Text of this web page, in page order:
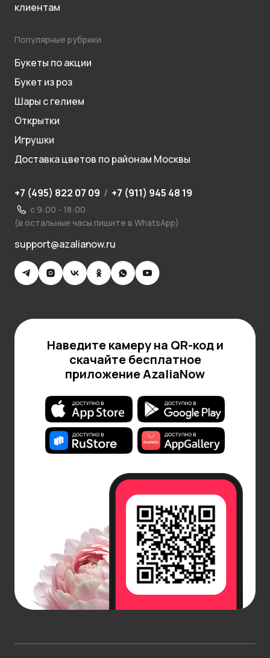
клиентам
Популярные рубрики
Букеты по акции
Букет из роз
Шары с гелием
Открытки
Игрушки
Доставка цветов по районам Москвы
+7 (495) 822 07 09 / +7 (911) 945 48 19
с 9:00 - 18:00
(в остальные часы пишите в WhatsApp)
support@azalianow.ru
Наведите камеру на QR-код и
скачайте бесплатное
приложение AzaliaNow